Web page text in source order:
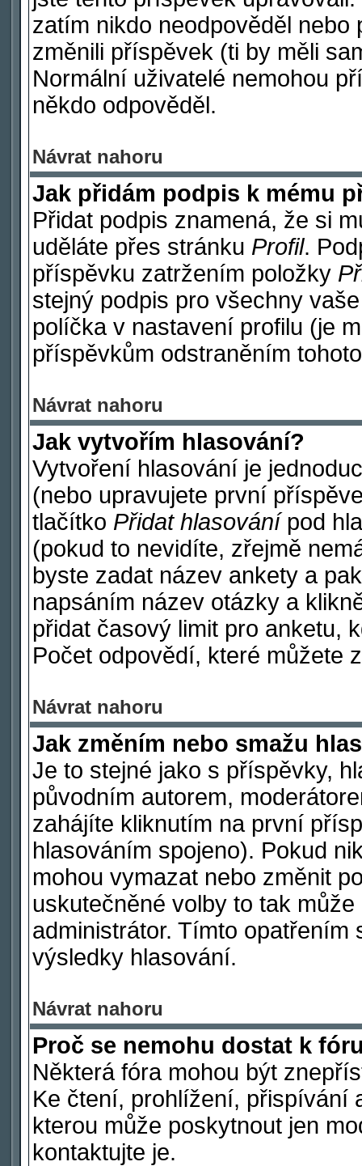
zatím nikdo neodpověděl
změnili příspěvek (ti by měli
Normální uživatelé nemohou
někdo odpověděl.
Návrat nahoru
Jak přidám podpis k mému
Přidat podpis znamená, že si
uděláte přes stránku Profil.
příspěvku zatržením položky
stejný podpis pro všechny
políčka v nastavení profilu (je
příspěvkům odstraněním
Návrat nahoru
Jak vytvořím hlasování?
Vytvoření hlasování je
(nebo upravujete první
tlačítko Přidat hlasovánípod
(pokud to nevidíte, zřejmě
byste zadat název ankety a
napsáním název otázky a
přidat časový limit pro anketu,
Počet odpovědí, které můžete
Návrat nahoru
Jak změním nebo smažu
Je to stejné jako s příspěvky,
původním autorem,
zahájíte kliknutím na první
hlasováním spojeno). Pokud
mohou vymazat nebo změnit
uskutečněné volby to tak
administrátor. Tímto
výsledky hlasování.
Návrat nahoru
Proč se nemohu dostat k
Některá fóra mohou být
Ke čtení, prohlížení, přispívání
kterou může poskytnout jen
kontaktujte je.